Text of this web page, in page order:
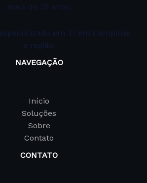
mais de 25 anos.
em TI em Campinas
e região.
NAVEGAÇÃO
Início
Soluções
Sobre
Contato
CONTATO